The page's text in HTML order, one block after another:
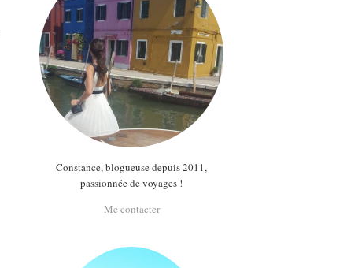
Constance, blogueuse depuis 2011,
passionnée de voyages !
Me contacter